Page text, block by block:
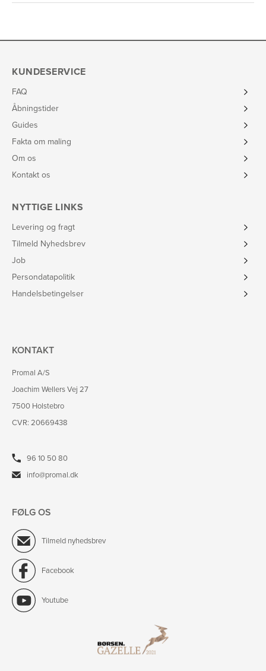
KUNDESERVICE
FAQ
Åbningstider
Guides
Fakta om maling
Om os
Kontakt os
NYTTIGE LINKS
Levering og fragt
Tilmeld Nyhedsbrev
Job
Persondatapolitik
Handelsbetingelser
KONTAKT
Promal A/S
Joachim Wellers Vej 27
7500 Holstebro
CVR: 20669438
96 10 50 80
info@promal.dk
FØLG OS
Tilmeld nyhedsbrev
Facebook
Youtube